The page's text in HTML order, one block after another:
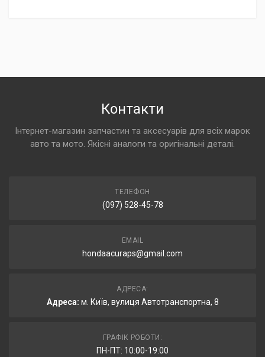
Контакти
Інтернет-магазин запчастин та аксесуарів для всіх марок
авто та мото. Якісні аналоги та оригінальні деталі.
ТЕЛЕФОН
(097) 528-45-78
EMAIL
hondaacuraps@gmail.com
АДРЕСА:
Адреса: м. Київ, вулиця Автотранспортна, 8
ГРАФІК РОБОТИ:
ПН-ПТ: 10:00-19:00